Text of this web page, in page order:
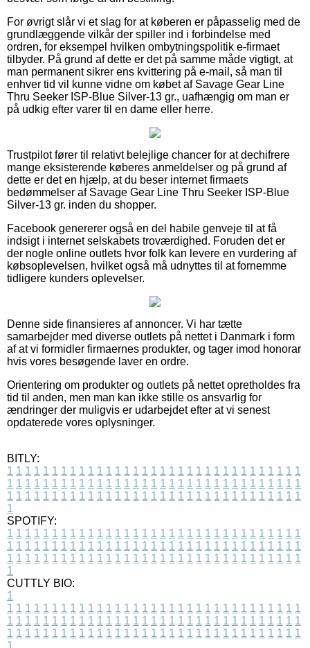
For øvrigt slår vi et slag for at køberen er påpasselig med de
grundlæggende vilkår der spiller ind i forbindelse med
ordren, for eksempel hvilken ombytningspolitik e-firmaet
tilbyder. På grund af dette er det på samme måde vigtigt, at
man permanent sikrer ens kvittering på e-mail, så man til
enhver tid vil kunne vidne om købet af Savage Gear Line
Thru Seeker ISP-Blue Silver-13 gr., uafhængig om man er
på udkig efter varer til en dame eller herre.
Trustpilot fører til relativt belejlige chancer for at dechifrere
mange eksisterende køberes anmeldelser og på grund af
dette er det en hjælp, at du beser internet firmaets
bedømmelser af Savage Gear Line Thru Seeker ISP-Blue
Silver-13 gr. inden du shopper.
Facebook genererer også en del habile genveje til at få
indsigt i internet selskabets troværdighed. Foruden det er
der nogle online outlets hvor folk kan levere en vurdering af
købsoplevelsen, hvilket også må udnyttes til at fornemme
tidligere kunders oplevelser.
Denne side finansieres af annoncer. Vi har tætte
samarbejder med diverse outlets på nettet i Danmark i form
af at vi formidler firmaernes produkter, og tager imod honorar
hvis vores besøgende laver en ordre.
Orientering om produkter og outlets på nettet opretholdes fra
tid til anden, men man kan ikke stille os ansvarlig for
ændringer der muligvis er udarbejdet efter at vi senest
opdaterede vores oplysninger.
BITLY:
1 1 1 1 1 1 1 1 1 1 1 1 1 1 1 1 1 1 1 1 1 1 1 1 1 1 1 1 1 1 1 1 1
1 1 1 1 1 1 1 1 1 1 1 1 1 1 1 1 1 1 1 1 1 1 1 1 1 1 1 1 1 1 1 1 1
1 1 1 1 1 1 1 1 1 1 1 1 1 1 1 1 1 1 1 1 1 1 1 1 1 1 1 1 1 1 1 1 1
1
SPOTIFY:
1 1 1 1 1 1 1 1 1 1 1 1 1 1 1 1 1 1 1 1 1 1 1 1 1 1 1 1 1 1 1 1 1
1 1 1 1 1 1 1 1 1 1 1 1 1 1 1 1 1 1 1 1 1 1 1 1 1 1 1 1 1 1 1 1 1
1 1 1 1 1 1 1 1 1 1 1 1 1 1 1 1 1 1 1 1 1 1 1 1 1 1 1 1 1 1 1 1 1
1
CUTTLY BIO:
1
1 1 1 1 1 1 1 1 1 1 1 1 1 1 1 1 1 1 1 1 1 1 1 1 1 1 1 1 1 1 1 1 1
1 1 1 1 1 1 1 1 1 1 1 1 1 1 1 1 1 1 1 1 1 1 1 1 1 1 1 1 1 1 1 1 1
1 1 1 1 1 1 1 1 1 1 1 1 1 1 1 1 1 1 1 1 1 1 1 1 1 1 1 1 1 1 1 1 1
1